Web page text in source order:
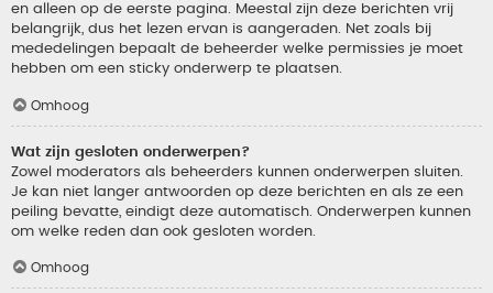
en alleen op de eerste pagina. Meestal zijn deze berichten vrij
belangrijk, dus het lezen ervan is aangeraden. Net zoals bij
mededelingen bepaalt de beheerder welke permissies je moet
hebben om een sticky onderwerp te plaatsen.
Omhoog
Wat zijn gesloten onderwerpen?
Zowel moderators als beheerders kunnen onderwerpen sluiten.
Je kan niet langer antwoorden op deze berichten en als ze een
peiling bevatte, eindigt deze automatisch. Onderwerpen kunnen
om welke reden dan ook gesloten worden.
Omhoog